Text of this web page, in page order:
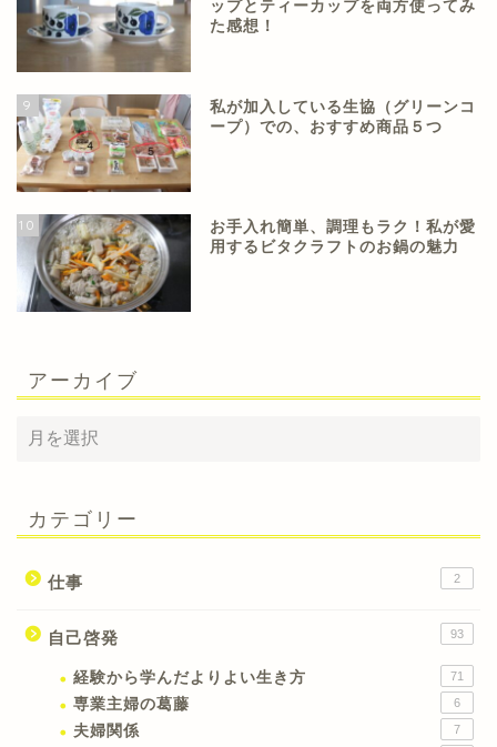
ップとティーカップを両方使ってみ
た感想！
9
私が加入している生協（グリーンコ
ープ）での、おすすめ商品５つ
10
お手入れ簡単、調理もラク！私が愛
用するビタクラフトのお鍋の魅力
アーカイブ
カテゴリー
仕事 2
自己啓発 93
経験から学んだよりよい生き方 71
専業主婦の葛藤 6
夫婦関係 7